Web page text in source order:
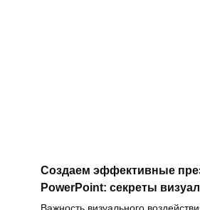
Создаем эффективные
PowerPoint: секреты